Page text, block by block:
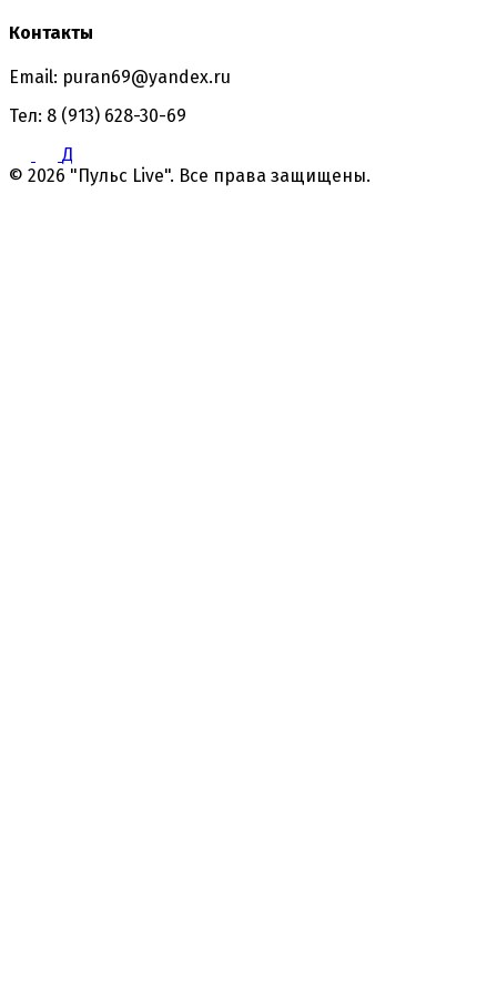
Контакты
Email: puran69@yandex.ru
Тел: 8 (913) 628-30-69
Д
© 2026 "Пульс Live". Все права защищены.